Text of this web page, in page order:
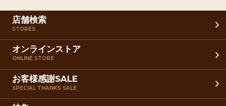
店舗検索
STORES
オンラインストア
ONLINE STORE
お客様感謝SALE
SPECIAL THANKS SALE